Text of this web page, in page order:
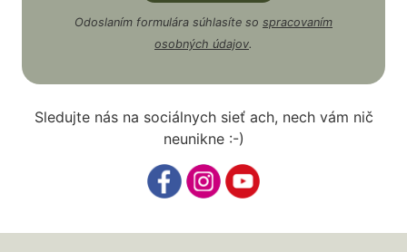
Odoslaním formulára súhlasíte so spracovaním
osobných údajov.
Sledujte nás na sociálnych sieť ach, nech vám nič
neunikne :-)